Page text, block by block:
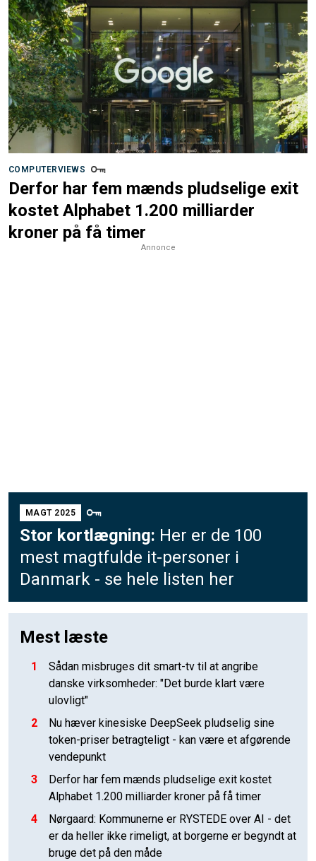
COMPUTERVIEWS
Derfor har fem mænds pludselige exit
kostet Alphabet 1.200 milliarder
kroner på få timer
Annonce
MAGT 2025
Stor kortlægning: Her er de 100
mest magtfulde it-personer i
Danmark - se hele listen her
Mest læste
1
Sådan misbruges dit smart-tv til at angribe
danske virksomheder: "Det burde klart være
ulovligt"
2
Nu hæver kinesiske DeepSeek pludselig sine
token-priser betragteligt - kan være et afgørende
vendepunkt
3
Derfor har fem mænds pludselige exit kostet
Alphabet 1.200 milliarder kroner på få timer
4
Nørgaard: Kommunerne er RYSTEDE over AI - det
er da heller ikke rimeligt, at borgerne er begyndt at
bruge det på den måde